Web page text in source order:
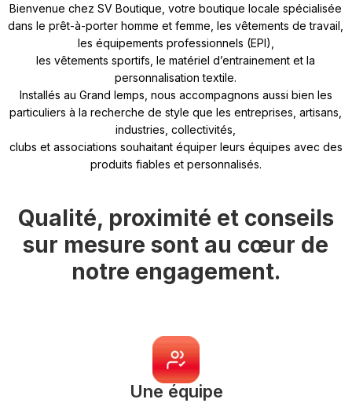
Bienvenue chez SV Boutique, votre boutique locale spécialisée
dans le prêt-à-porter homme et femme, les vêtements de travail,
les équipements professionnels (EPI),
les vêtements sportifs, le matériel d’entrainement et la
personnalisation textile.
Installés au Grand lemps, nous accompagnons aussi bien les
particuliers à la recherche de style que les entreprises, artisans,
industries, collectivités,
clubs et associations souhaitant équiper leurs équipes avec des
produits fiables et personnalisés.
Qualité, proximité et conseils
sur mesure sont au cœur de
notre engagement.
Une équipe